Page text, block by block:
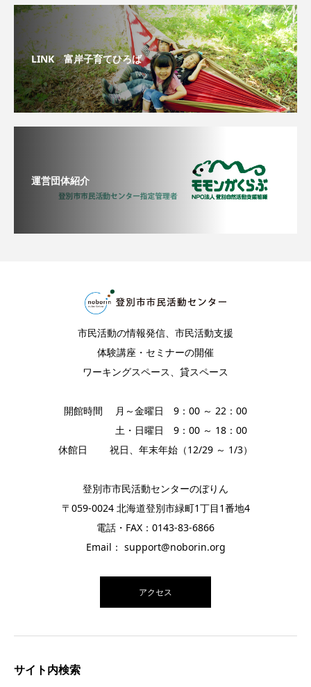
LINK 富岸子育てひろば
運営団体紹介
市民活動の情報発信、市民活動支援
体験講座・セミナーの開催
ワーキングスペース、貸スペース
開館時間 月～金曜日 9：00 ～ 22：00
土・日曜日 9：00 ～ 18：00
休館日 祝日、年末年始（12/29 ～ 1/3）
登別市市民活動センターのぼりん
〒059-0024 北海道登別市緑町1丁目1番地4
電話・FAX：0143-83-6866
Email： support@noborin.org
アクセス
サイト内検索